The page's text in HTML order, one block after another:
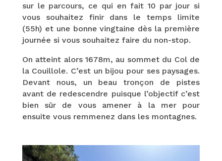
sur le parcours, ce qui en fait 10 par jour si
vous souhaitez finir dans le temps limite
(55h) et une bonne vingtaine dès la première
journée si vous souhaitez faire du non-stop.
On atteint alors 1678m, au sommet du Col de
la Couillole. C’est un bijou pour ses paysages.
Devant nous, un beau tronçon de pistes
avant de redescendre puisque l’objectif c’est
bien sûr de vous amener à la mer pour
ensuite vous remmenez dans les montagnes.